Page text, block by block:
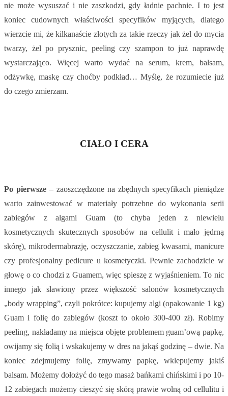
nie może wysuszać i nie zaszkodzi, gdy ładnie pachnie. I to jest
koniec cudownych właściwości specyfików myjących, dlatego
wierzcie mi, że kilkanaście złotych za takie rzeczy jak żel do mycia
twarzy, żel po prysznic, peeling czy szampon to już naprawdę
wystarczająco. Więcej warto wydać na serum, krem, balsam,
odżywkę, maskę czy choćby podkład… Myślę, że rozumiecie już
do czego zmierzam.
CIAŁO I CERA
Po pierwsze – zaoszczędzone na zbędnych specyfikach pieniądze
warto zainwestować w materiały potrzebne do wykonania serii
zabiegów z algami Guam (to chyba jeden z niewielu
kosmetycznych skutecznych sposobów na cellulit i mało jędrną
skórę), mikrodermabrazję, oczyszczanie, zabieg kwasami, manicure
czy profesjonalny pedicure u kosmetyczki. Pewnie zachodzicie w
głowę o co chodzi z Guamem, więc spieszę z wyjaśnieniem. To nic
innego jak sławiony przez większość salonów kosmetycznych
„body wrapping”, czyli pokrótce: kupujemy algi (opakowanie 1 kg)
Guam i folię do zabiegów (koszt to około 300-400 zł). Robimy
peeling, nakładamy na miejsca objęte problemem guam’ową papkę,
owijamy się folią i wskakujemy w dres na jakąś godzinę – dwie. Na
koniec zdejmujemy folię, zmywamy papkę, wklepujemy jakiś
balsam. Możemy dołożyć do tego masaż bańkami chińskimi i po 10-
12 zabiegach możemy cieszyć się skórą prawie wolną od cellulitu i